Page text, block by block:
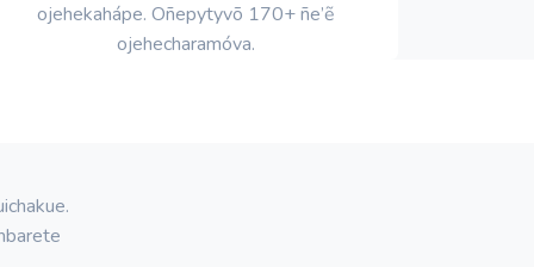
ojehekahápe. Oñepytyvõ 170+ ñe’ẽ
ojehecharamóva.